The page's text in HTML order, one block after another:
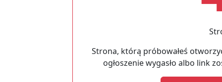
Strona, którą próbowałeś
ogłoszenie wygasło albo link